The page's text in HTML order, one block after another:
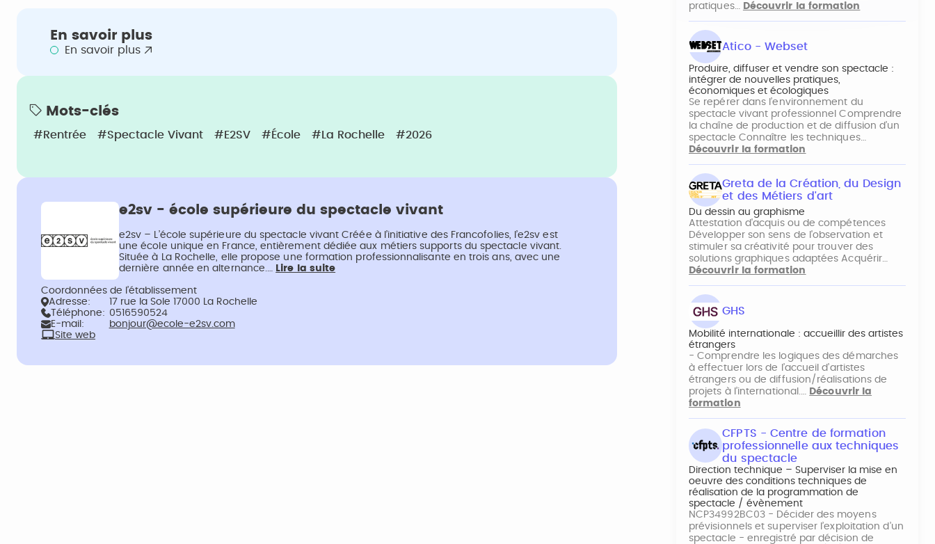
En savoir plus
En savoir plus
Mots-clés
#Rentrée #Spectacle Vivant #E2SV #école #La Rochelle #2026
e2sv - école supérieure du spectacle vivant
e2sv – L’école supérieure du spectacle vivant Créée à l’initiative des Francofolies, l’e2sv est
une école unique en France, entièrement dédiée aux métiers supports du spectacle vivant.
Située à La Rochelle, elle propose une formation professionnalisante en trois ans, avec une
dernière année en alternance.… Lire la suite
Coordonnées de l’établissement
Adresse:
17 rue la Sole 17000 La Rochelle
Téléphone: 0516590524
E-mail:
bonjour@ecole-e2sv.com
Site web
pratiques…
Découvrir la formation
Atico - Webset
Produire, diffuser et vendre son spectacle :
intégrer de nouvelles pratiques,
économiques et écologiques
Se repérer dans l’environnement du
spectacle vivant professionnel Comprendre
la chaîne de production et de diffusion d’un
spectacle Connaître les techniques…
Découvrir la formation
Greta de la Création, du Design
et des Métiers d'art
Du dessin au graphisme
Attestation d'acquis ou de compétences
Développer son sens de l'observation et
stimuler sa créativité pour trouver des
solutions graphiques adaptées Acquérir…
Découvrir la formation
GHS
Mobilité internationale : accueillir des artistes
étrangers
- Comprendre les logiques des démarches
à effectuer lors de l’accueil d’artistes
étrangers ou de diffusion/réalisations de
projets à l’international.…
Découvrir la
formation
CFPTS - Centre de formation
professionnelle aux techniques
du spectacle
Direction technique – Superviser la mise en
oeuvre des conditions techniques de
réalisation de la programmation de
spectacle / évènement
NCP34992BC03 - Décider des moyens
prévisionnels et superviser l’exploitation d’un
spectacle - enregistré par décision de